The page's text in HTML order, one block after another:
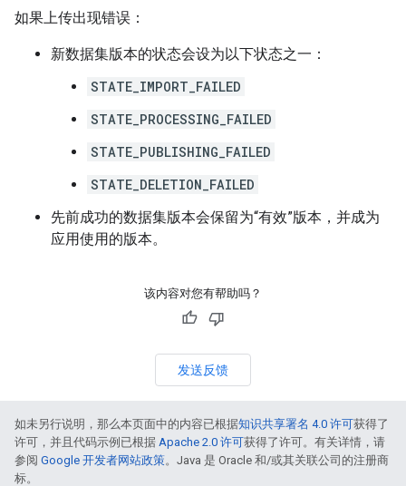
如果上传出现错误：
新数据集版本的状态会设为以下状态之一：
STATE_IMPORT_FAILED
STATE_PROCESSING_FAILED
STATE_PUBLISHING_FAILED
STATE_DELETION_FAILED
先前成功的数据集版本会保留为“有效”版本，并成为
应用使用的版本。
该内容对您有帮助吗？
发送反馈
如未另行说明，那么本页面中的内容已根据知识共享署名 4.0 许可获得了
许可，并且代码示例已根据 Apache 2.0 许可获得了许可。有关详情，请
参阅 Google 开发者网站政策。Java 是 Oracle 和/或其关联公司的注册商
标。